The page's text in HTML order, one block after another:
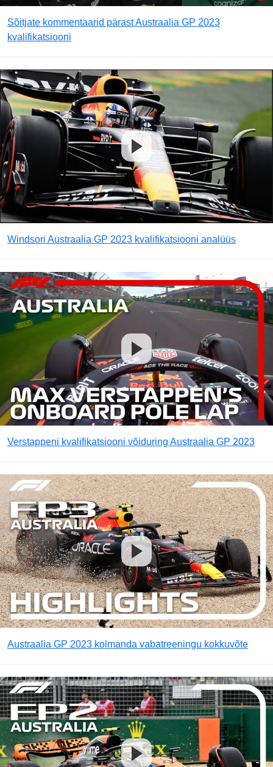
Sõitjate kommentaarid pärast Austraalia GP 2023
kvalifikatsiooni
Windsori Austraalia GP 2023 kvalifikatsiooni analüüs
Verstappeni kvalifikatsiooni võiduring Austraalia GP 2023
Austraalia GP 2023 kolmanda vabatreeningu kokkuvõte